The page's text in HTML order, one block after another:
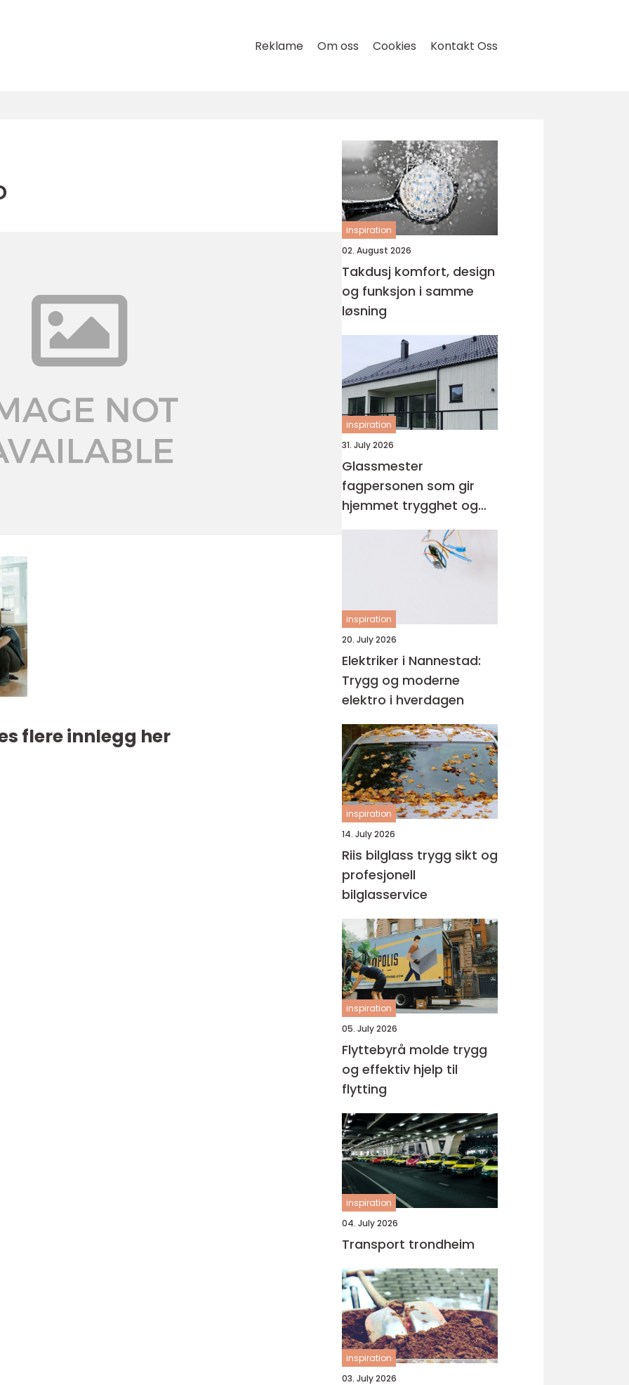
Reklame Om oss Cookies Kontakt Oss
flere innlegg her
inspiration
02. August 2026
Takdusj komfort, design
og funksjon i samme
løsning
inspiration
31. July 2026
Glassmester
fagpersonen som gir
hjemmet trygghet og
lys
inspiration
20. July 2026
Elektriker i Nannestad:
Trygg og moderne
elektro i hverdagen
inspiration
14. July 2026
Riis bilglass trygg sikt og
profesjonell
bilglasservice
inspiration
05. July 2026
Flyttebyrå molde trygg
og effektiv hjelp til
flytting
inspiration
04. July 2026
Transport trondheim
inspiration
03. July 2026